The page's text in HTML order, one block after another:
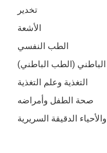
تخدير
الأشعة
الطب النفسي
(الطب الباطني)
التغذية وعلم التغذية
صحة الطفل وأمراضه
الدقيقة السريرية